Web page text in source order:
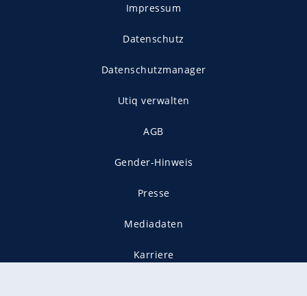
Impressum
Datenschutz
Datenschutzmanager
Utiq verwalten
AGB
Gender-Hinweis
Presse
Mediadaten
Karriere